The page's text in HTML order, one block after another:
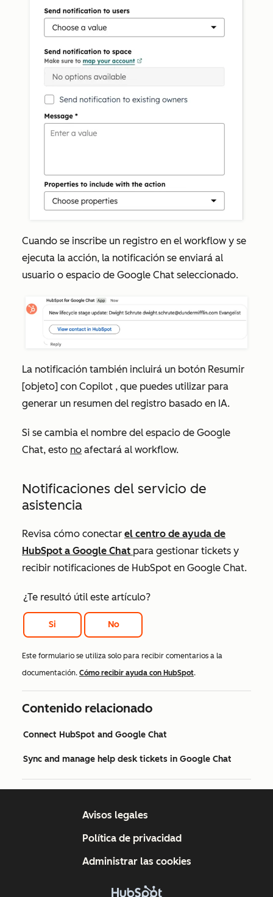
Cuando se inscribe un registro en el workflow y se
ejecuta la acción, la notificación se enviará al
usuario o espacio de Google Chat seleccionado.
La notificación también incluirá un botón Resumir
[objeto] con Copilot , que puedes utilizar para
generar un resumen del registro basado en IA.
Si se cambia el nombre del espacio de Google
Chat, esto no afectará al workflow.
Notificaciones del servicio de
asistencia
Revisa cómo conectar el centro de ayuda de
HubSpot a Google Chat para gestionar tickets y
recibir notificaciones de HubSpot en Google Chat.
¿Te resultó útil este artículo?
Si No
Este formulario se utiliza solo para recibir comentarios a la
documentación. Cómo recibir ayuda con HubSpot.
Contenido relacionado
Connect HubSpot and Google Chat
Sync and manage help desk tickets in Google Chat
Avisos legales
Política de privacidad
Administrar las cookies